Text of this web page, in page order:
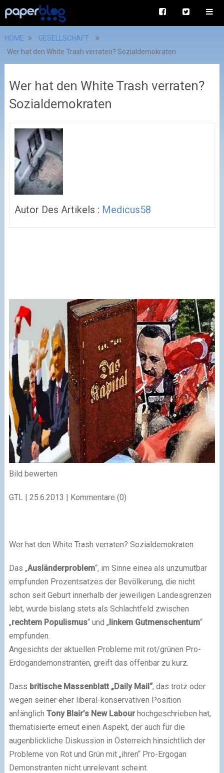
HOME
GESELLSCHAFT
Wer hat den White Trash verraten? Sozialdemokraten
Wer hat den White Trash verraten?
Sozialdemokraten
Autor Des Artikels : Medicus58
Bild bewerten
GTL | 25.6.2013 | Kommentare (0)
Wer hat den White Trash verraten? Sozialdemokraten
Das „Ausländerproblem“, im Sinne einea als unzumutbar
empfunden Prozentsatzes der Bevölkerung, die nicht
schon seit Geburt innerhalb der jeweiligen Landesgrenzen
lebt, wurde bislang stets als Schlachtfeld zwischen
„rechtem Populismus“ und „linkem Gutmenschentum“
empfunden.
Angesichts der aktuellen Probleme mit rot/grünen Pro-
Erdogandemonstranten, greift das offenbar zu kurz.
Dass britische Massenblatt „Daily Mail“, das trotz oder
wegen seiner eher liberal-konservativen Position
anfänglich Tony Blair’s New Labour hochgeschrieben hat,
thematisierte erneut einen Aspekt, der auch für die
augenblickliche Diskussion in Österreich hinsichtlich der
Probleme von Rot und Grün mit „ihren“ Pro-Ergogan
Demonstranten nicht unrelevant scheint.